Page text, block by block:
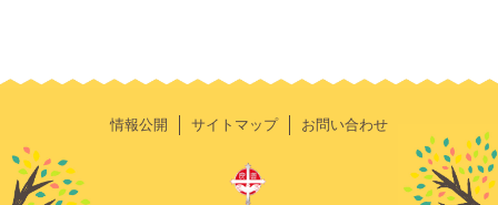
情報公開 サイトマップ お問い合わせ